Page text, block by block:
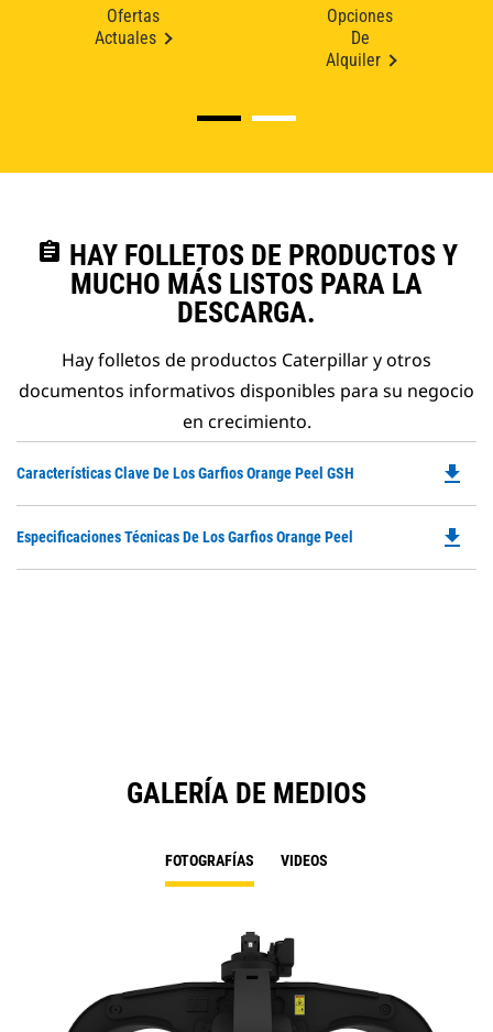
Ofertas
Actuales
Opciones
De
Alquiler
assignment HAY FOLLETOS DE PRODUCTOS Y
MUCHO MÁS LISTOS PARA LA
DESCARGA.
Hay folletos de productos Caterpillar y otros
documentos informativos disponibles para su negocio
en crecimiento.
Características Clave De Los Garfios Orange Peel GSH
a
file_download
Especificaciones Técnicas De Los Garfios Orange Peel file_download
GALERÍA DE MEDIOS
FOTOGRAFÍAS VIDEOS